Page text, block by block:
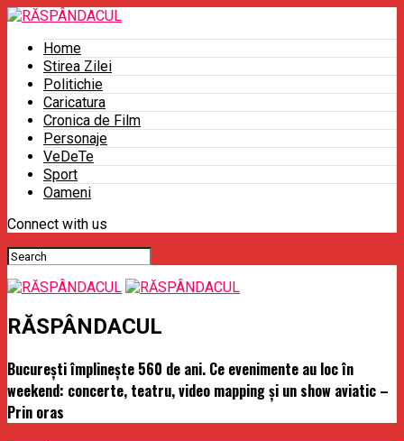
Home
Stirea Zilei
Politichie
Caricatura
Cronica de Film
Personaje
VeDeTe
Sport
Oameni
Connect with us
RĂSPÂNDACUL
București împlinește 560 de ani. Ce evenimente au loc în
weekend: concerte, teatru, video mapping și un show aviatic –
Prin oras